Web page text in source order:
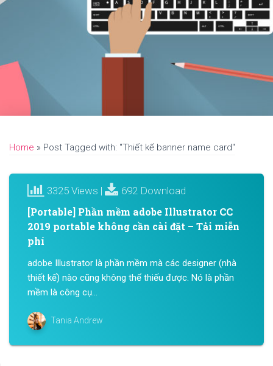
Home » Post Tagged with: "Thiết kế banner name card"
3325 Views | 692 Download
[Portable] Phần mềm adobe Illustrator CC
2019 portable không cần cài đặt – Tải miễn
phí
adobe Illustrator là phần mềm mà các designer (nhà
thiết kế) nào cũng không thể thiếu được. Nó là phần
mềm là công cụ...
Tania Andrew